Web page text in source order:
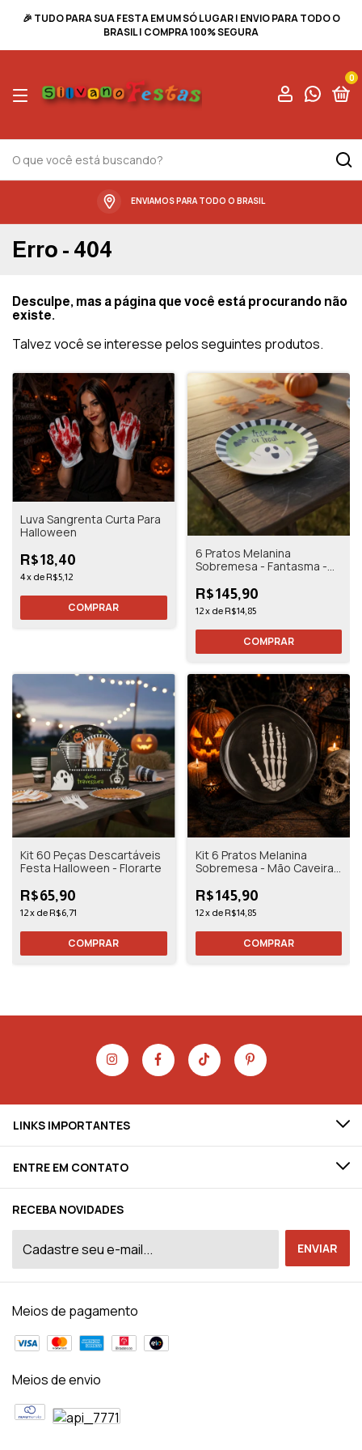
🎉 TUDO PARA SUA FESTA EM UM SÓ LUGAR | ENVIO PARA TODO O
BRASIL | COMPRA 100% SEGURA
0
ENVIAMOS PARA TODO O BRASIL
Erro - 404
Desculpe, mas a página que você está procurando não
existe.
Talvez você se interesse pelos seguintes produtos.
Luva Sangrenta Curta Para
Halloween
R$18,40
4x de R$5,12
6 Pratos Melanina
Sobremesa - Fantasma -
Estampado
R$145,90
12x de R$14,85
Kit 60 Peças Descartáveis
Festa Halloween - Florarte
R$65,90
12x de R$6,71
Kit 6 Pratos Melanina
Sobremesa - Mão Caveira -
R$145,90
12x de R$14,85
LINKS IMPORTANTES
ENTRE EM CONTATO
RECEBA NOVIDADES
Meios de pagamento
Meios de envio